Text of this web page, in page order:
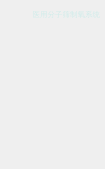
医用分子筛制氧系统